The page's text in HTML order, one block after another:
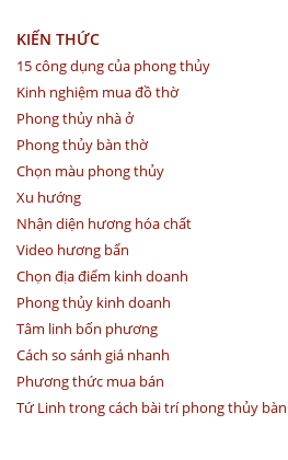
KIẾN THỨC
15 công dụng của phong thủy
Kinh nghiệm mua đồ thờ
Phong thủy nhà ở
Phong thủy bàn thờ
Chọn màu phong thủy
Xu hướng
Nhận diện hương hóa chất
Video hương bẩn
Chọn địa điểm kinh doanh
Phong thủy kinh doanh
Tâm linh bốn phương
Cách so sánh giá nhanh
Phương thức mua bán
Tứ Linh trong cách bài trí phong thủy